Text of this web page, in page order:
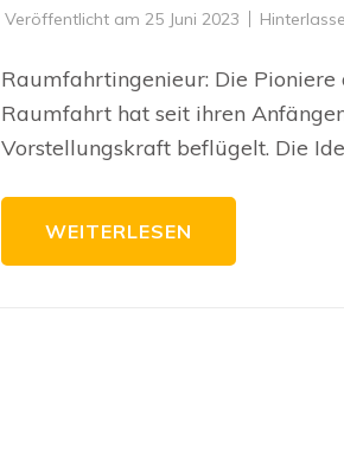
Veröffentlicht am 25 Juni 2023
Raumfahrtingenieur: Die
Raumfahrt hat seit ihren
Vorstellungskraft beflügelt. Die
WEITERLESEN